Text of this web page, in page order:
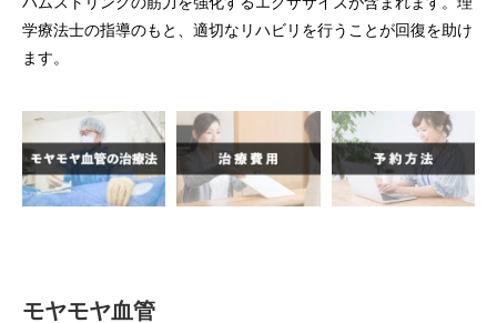
学療法士の指導のもと、適切なリハビリを行うことが回復を助け
ます。
モヤモヤ血管